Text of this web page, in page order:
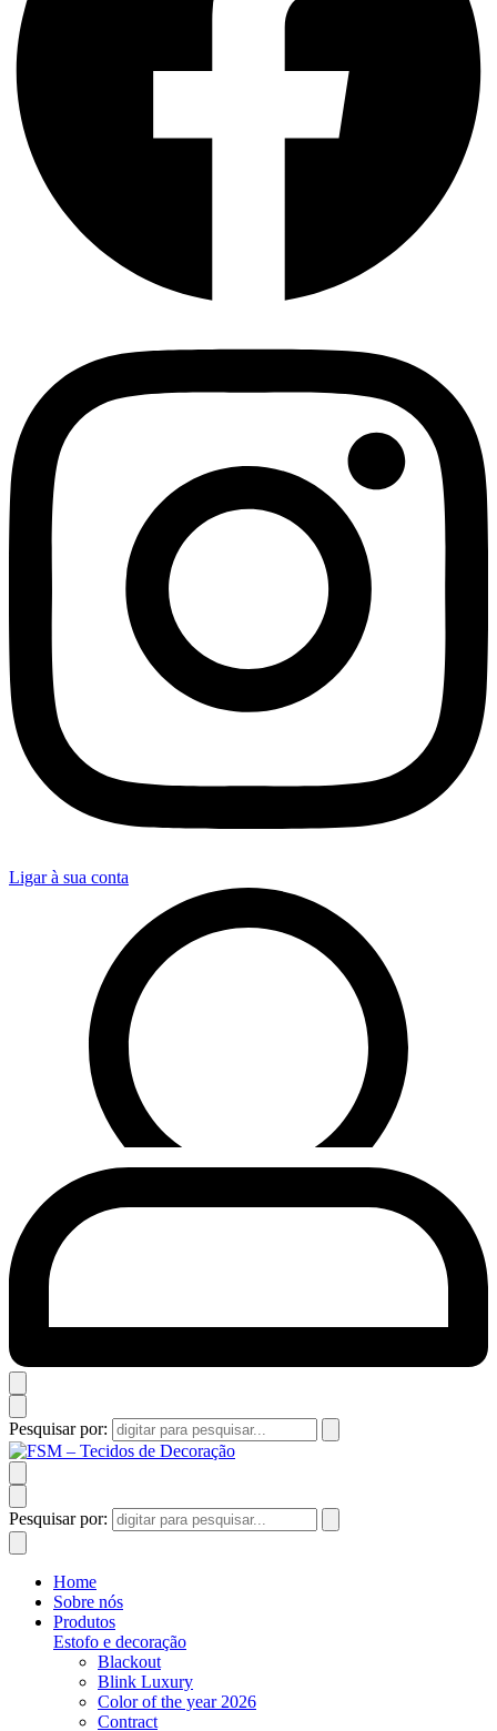
Ligar à sua conta
Pesquisar por:
Pesquisar por:
Home
Sobre nós
Produtos
Estofo e decoração
Blackout
Blink Luxury
Color of the year 2026
Contract